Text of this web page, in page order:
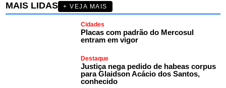
MAIS LIDAS + VEJA MAIS
Cidades
Placas com padrão do Mercosul
entram em vigor
Destaque
Justiça nega pedido de habeas corpus
para Glaidson Acácio dos Santos,
conhecido